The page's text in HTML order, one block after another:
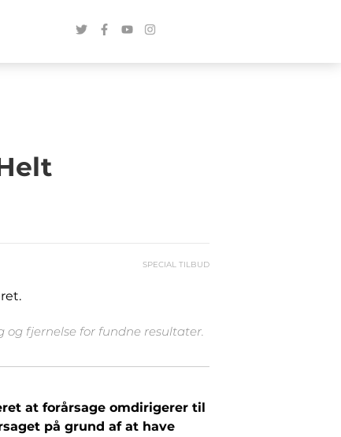
SPECIAL TILBUD
fjernelse for fundne resultater.
at forårsage omdirigerer til
på grund af at have